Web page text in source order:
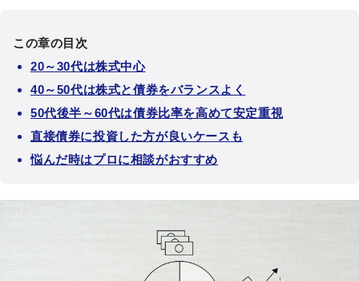
この章の目次
20～30代は株式中心
40～50代は株式と債券をバランスよく
50代後半～60代は債券比率を高めて安定重視
直接債券に投資した方が良いケースも
悩んだ時はプロに相談がおすすめ